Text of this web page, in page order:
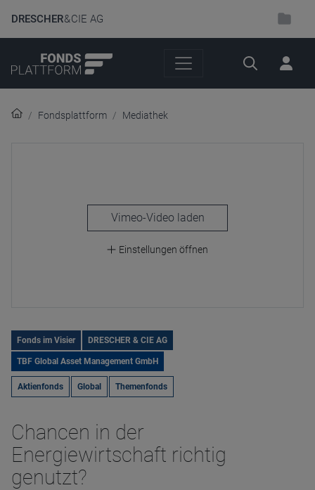
DRESCHER& CIE AG
Suche
Fondsplattform Mediathek
laden
Einstellungen öffnen
Fonds im Visier DRESCHER & CIE AG
TBF Global Asset Management GmbH
Aktienfonds Global Themenfonds
Chancen in der
Energiewirtschaft richtig
genutzt?